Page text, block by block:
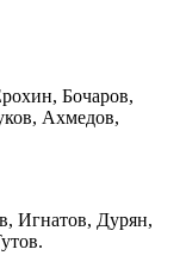
Бочаров,
Ахмедов,
Игнатов, Дурян,